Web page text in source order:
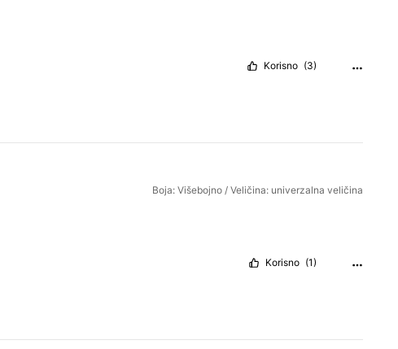
Korisno (3)
Boja: Višebojno / Veličina: univerzalna veličina
Korisno (1)